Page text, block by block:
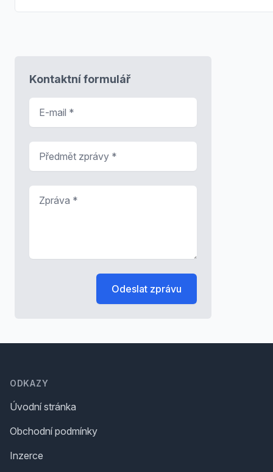
Kontaktní formulář
Odeslat zprávu
ODKAZY
Úvodní stránka
Obchodní podmínky
Inzerce